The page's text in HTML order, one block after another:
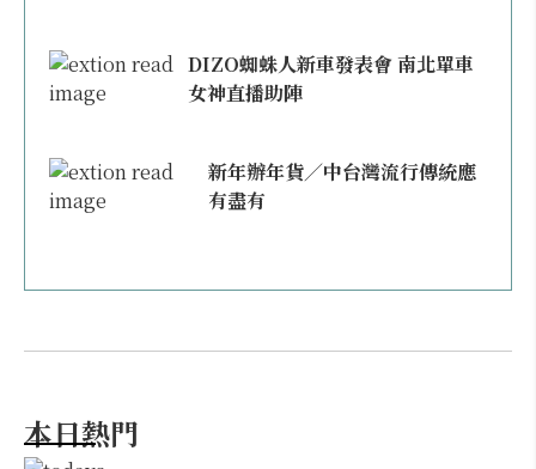
DIZO蜘蛛人新車發表會 南北單車
女神直播助陣
新年辦年貨／中台灣流行傳統應
有盡有
本日熱門